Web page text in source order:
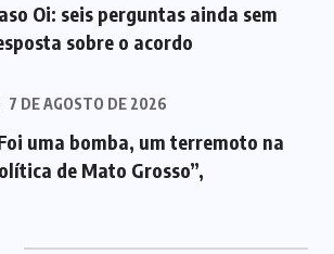
Oi: seis perguntas ainda sem
sobre o acordo
7 DE AGOSTO DE 2026
uma bomba, um terremoto na
de Mato Grosso”,